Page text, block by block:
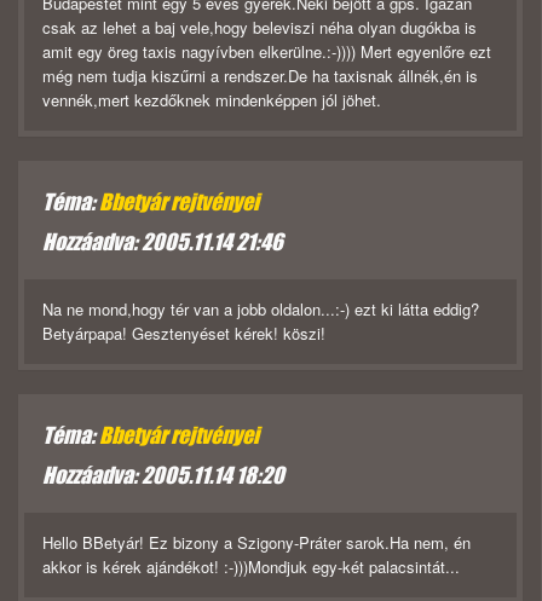
csak az lehet a baj vele,hogy beleviszi néha olyan dugókba is
amit egy öreg taxis nagyívben elkerülne.:-)))) Mert egyenlőre ezt
még nem tudja kiszűrni a rendszer.De ha taxisnak állnék,én is
vennék,mert kezdőknek mindenképpen jól jöhet.
Téma:Bbetyár rejtvényei
Hozzáadva: 2005.11.14 21:46
Na ne mond,hogy tér van a jobb oldalon...:-) ezt ki látta eddig?
Betyárpapa! Gesztenyéset kérek! köszi!
Téma:Bbetyár rejtvényei
Hozzáadva: 2005.11.14 18:20
Hello BBetyár! Ez bizony a Szigony-Práter sarok.Ha nem, én
akkor is kérek ajándékot! :-)))Mondjuk egy-két palacsintát...